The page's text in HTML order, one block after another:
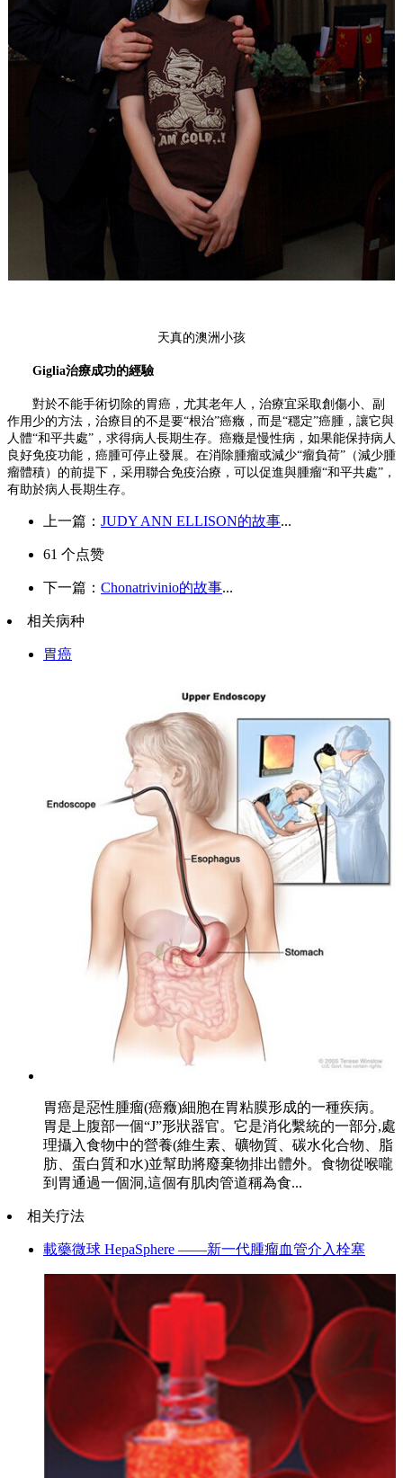
天真的澳洲小孩
Giglia治療成功的經驗
對於不能手術切除的胃癌，尤其老年人，治療宜采取創傷小、副
作用少的方法，治療目的不是要“根治”癌癥，而是“穩定”癌腫，讓它與
人體“和平共處”，求得病人長期生存。癌癥是慢性病，如果能保持病人
良好免疫功能，癌腫可停止發展。在消除腫瘤或減少“瘤負荷”（減少腫
瘤體積）的前提下，采用聯合免疫治療，可以促進與腫瘤“和平共處”，
有助於病人長期生存。
上一篇： JUDY ANN ELLISON的故事...
61 个点赞
下一篇： Chonatrivinio的故事...
相关病种
胃癌
胃癌是惡性腫瘤(癌癥)細胞在胃粘膜形成的一種疾病。
胃是上腹部一個“J”形狀器官。它是消化繫統的一部分,處
理攝入食物中的營養(維生素、礦物質、碳水化合物、脂
肪、蛋白質和水)並幫助將廢棄物排出體外。食物從喉嚨
到胃通過一個洞,這個有肌肉管道稱為食...
相关疗法
載藥微球 HepaSphere ——新一代腫瘤血管介入栓塞